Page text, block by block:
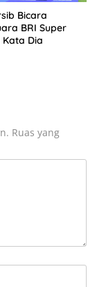
Bicara
BRI Super
Kata Dia
Ruas yang